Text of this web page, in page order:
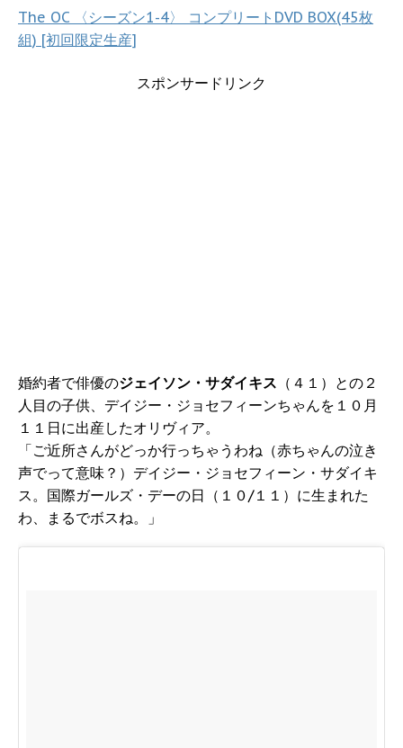
The OC 〈シーズン1-4〉 コンプリートDVD BOX(45枚
組) [初回限定生産]
スポンサードリンク
婚約者で俳優のジェイソン・サダイキス （４１）との２
人目の子供、デイジー・ジョセフィーンちゃんを１０月
１１日に出産したオリヴィア。
「ご近所さんがどっか行っちゃうわね（赤ちゃんの泣き
声でって意味？）デイジー・ジョセフィーン・サダイキ
ス。国際ガールズ・デーの日（１０/１１）に生まれた
わ、まるでボスね。」